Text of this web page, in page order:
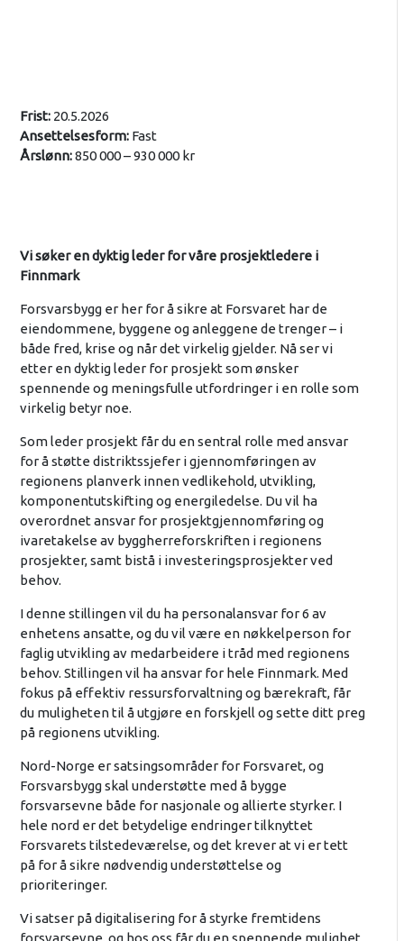
Frist: 20.5.2026
Ansettelsesform: Fast
Årslønn:850 000 – 930 000 kr
Vi søker en dyktig leder for våre prosjektledere i
Finnmark
Forsvarsbygg er her for å sikre at Forsvaret har de
eiendommene, byggene og anleggene de trenger – i
både fred, krise og når det virkelig gjelder. Nå ser vi
etter en dyktig leder for prosjekt som ønsker
spennende og meningsfulle utfordringer i en rolle som
virkelig betyr noe.
Som leder prosjekt får du en sentral rolle med ansvar
for å støtte distriktssjefer i gjennomføringen av
regionens planverk innen vedlikehold, utvikling,
komponentutskifting og energiledelse. Du vil ha
overordnet ansvar for prosjektgjennomføring og
ivaretakelse av byggherreforskriften i regionens
prosjekter, samt bistå i investeringsprosjekter ved
behov.
I denne stillingen vil du ha personalansvar for 6 av
enhetens ansatte, og du vil være en nøkkelperson for
faglig utvikling av medarbeidere i tråd med regionens
behov. Stillingen vil ha ansvar for hele Finnmark. Med
fokus på effektiv ressursforvaltning og bærekraft, får
du muligheten til å utgjøre en forskjell og sette ditt preg
på regionens utvikling.
Nord-Norge er satsingsområder for Forsvaret, og
Forsvarsbygg skal understøtte med å bygge
forsvarsevne både for nasjonale og allierte styrker. I
hele nord er det betydelige endringer tilknyttet
Forsvarets tilstedeværelse, og det krever at vi er tett
på for å sikre nødvendig understøttelse og
prioriteringer.
Vi satser på digitalisering for å styrke fremtidens